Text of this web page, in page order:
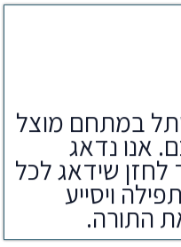
במתחם מוצל
אנו נדאג
שידאג לכל
ויסייע
התורה.